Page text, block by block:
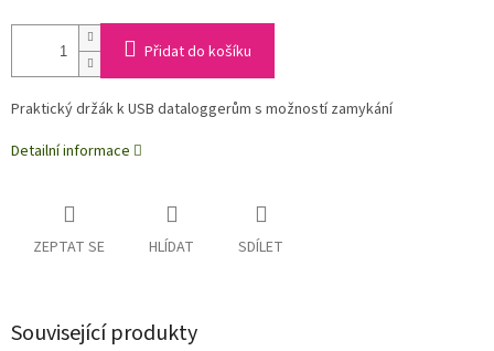
Přidat do košíku
Praktický držák k USB dataloggerům s možností zamykání
Detailní informace
ZEPTAT SE HLÍDAT SDÍLET
Související produkty